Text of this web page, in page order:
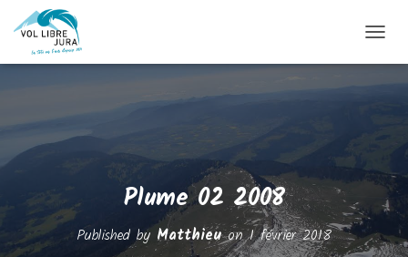
Plume 02 2008
Published by Matthieuon1 février 2018